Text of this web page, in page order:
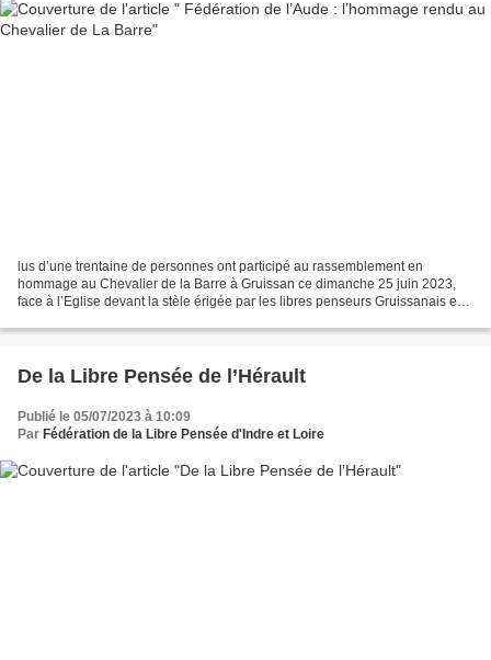
lus d’une trentaine de personnes ont participé au rassemblement en
hommage au Chevalier de la Barre à Gruissan ce dimanche 25 juin 2023,
face à l’Eglise devant la stèle érigée par les libres penseurs Gruissanais en
De la Libre Pensée de l’Hérault
Publié le 05/07/2023 à 10:09
Par Fédération de la Libre Pensée d'Indre et Loire